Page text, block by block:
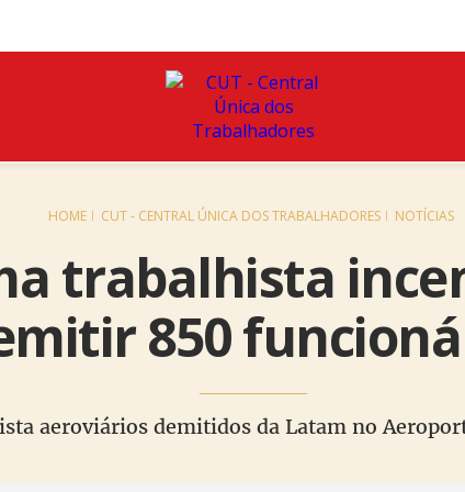
HOME CUT - CENTRAL ÚNICA DOS TRABALHADORES NOTÍCIAS
trabalhista
850
aeroviários demitidos da Latam no